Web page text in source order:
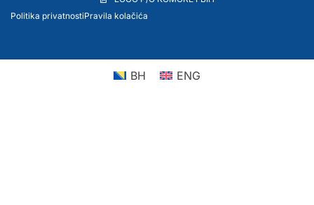
Politika privatnostiPravila kolačića
BH ENG